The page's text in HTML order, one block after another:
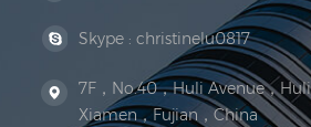
Skype : christinelu0817
7F，No.40，Huli Avenue，
Xiamen，Fujian，China